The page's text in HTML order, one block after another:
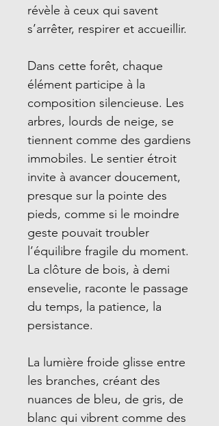
révèle à ceux qui savent
s’arrêter, respirer et accueillir.
Dans cette forêt, chaque
élément participe à la
composition silencieuse. Les
arbres, lourds de neige, se
tiennent comme des gardiens
immobiles. Le sentier étroit
invite à avancer doucement,
presque sur la pointe des
pieds, comme si le moindre
geste pouvait troubler
l’équilibre fragile du moment.
La clôture de bois, à demi
ensevelie, raconte le passage
du temps, la patience, la
persistance.
La lumière froide glisse entre
les branches, créant des
nuances de bleu, de gris, de
blanc qui vibrent comme des